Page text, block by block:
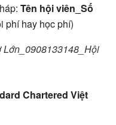
Tên hội viên_Số
phí hay học phí)
Lớn_0908133148_Hội
Chartered Việt